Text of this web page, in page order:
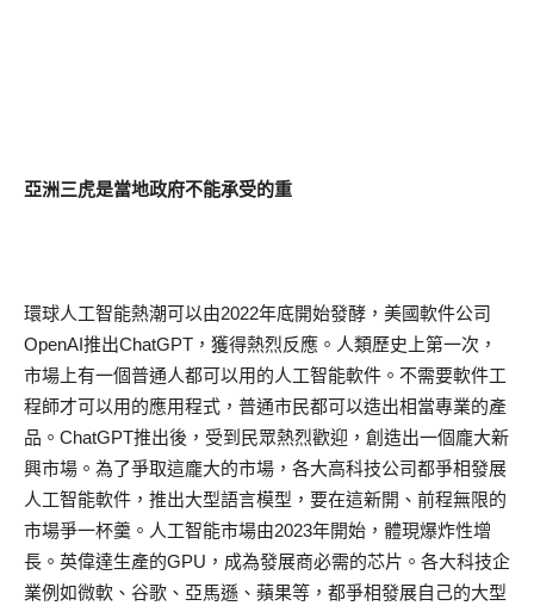
亞洲三虎是當地政府不能承受的重
環球人工智能熱潮可以由2022年底開始發酵，美國軟件公司
OpenAI推出ChatGPT，獲得熱烈反應。人類歷史上第一次，
市場上有一個普通人都可以用的人工智能軟件。不需要軟件工
程師才可以用的應用程式，普通市民都可以造出相當專業的產
品。ChatGPT推出後，受到民眾熱烈歡迎，創造出一個龐大新
興市場。為了爭取這龐大的市場，各大高科技公司都爭相發展
人工智能軟件，推出大型語言模型，要在這新開、前程無限的
市場爭一杯羹。人工智能市場由2023年開始，體現爆炸性增
長。英偉達生產的GPU，成為發展商必需的芯片。各大科技企
業例如微軟、谷歌、亞馬遜、蘋果等，都爭相發展自己的大型